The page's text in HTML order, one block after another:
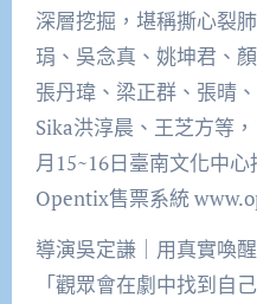
深層挖掘，堪稱撕心裂
琄、吳念真、姚坤君、
張丹瑋、梁正群、張晴
Sika洪淳晨、王芝方等
月15~16日臺南文化中
Opentix售票系統
導演吳定謙｜用真實喚
「觀眾會在劇中找到自